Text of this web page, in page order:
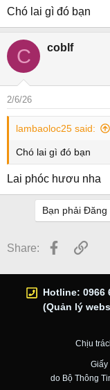
Chó lai gì đó bạn
C coblf
2/6/26
lambaoloc25 said:
Chó lai gì đó bạn
Lai phóc hươu nha
Bạn phải
Share: Facebook
Link
Hotline: 0966
(Quản lý
Chịu
Giấy
do Bộ Thông